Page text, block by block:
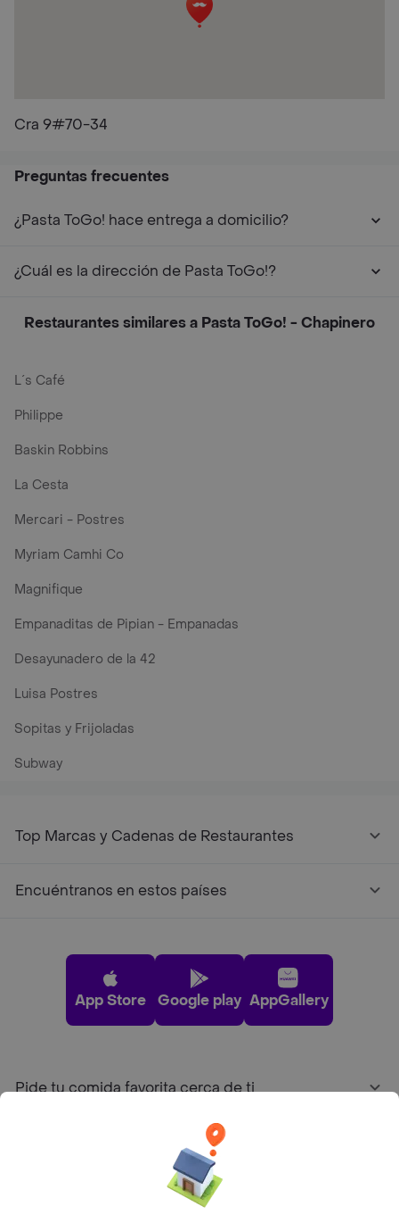
Cra 9#70-34
Preguntas frecuentes
¿Pasta ToGo! hace entrega a domicilio?
¿Cuál es la dirección de Pasta ToGo!?
Restaurantes similares a Pasta ToGo! - Chapinero
L´s Café
Philippe
Baskin Robbins
La Cesta
Mercari - Postres
Myriam Camhi Co
Magnifique
Empanaditas de Pipian - Empanadas
Desayunadero de la 42
Luisa Postres
Sopitas y Frijoladas
Subway
Top Marcas y Cadenas de Restaurantes
Encuéntranos en estos países
App Store Google play AppGallery
Pide tu comida favorita cerca de ti